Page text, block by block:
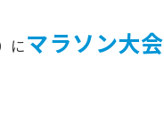
にマラソン大会